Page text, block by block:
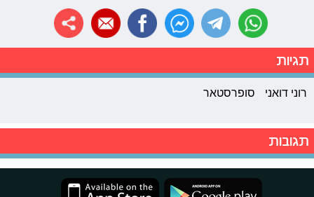
תגיות
רוני דואני סופרסטאר
תגובות